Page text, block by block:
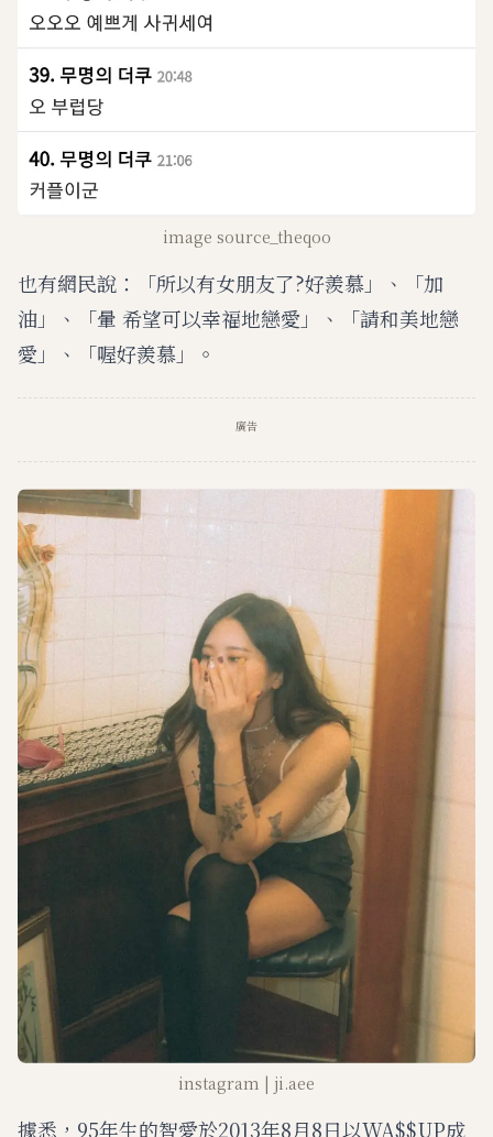
image source_theqoo
也有網民說：「所以有女朋友了?好羨慕」、「加
油」、「暈 希望可以幸福地戀愛」、「請和美地戀
愛」、「喔好羨慕」。
廣告
instagram | ji.aee
據悉，95年生的智愛於2013年8月8日以WA$$UP成